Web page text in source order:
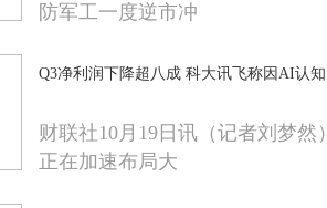
防军工一度逆市冲
Q3净利润下降超八成 科大讯飞称因AI认
财联社10月19日讯（记者刘梦然
正在加速布局大